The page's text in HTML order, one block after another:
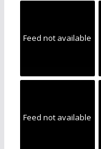
Feed not available
Feed not available